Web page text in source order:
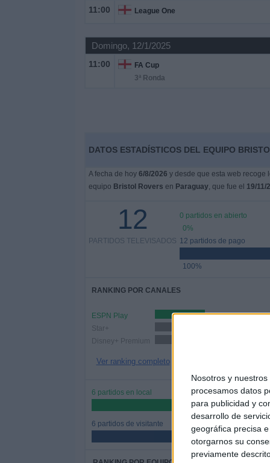
Nosotros y nuestros
procesamos datos
para publicidad y
desarrollo de
geográfica precisa
otorgarnos su
previamente
11:00 League One
Domingo, 12/1/2025
11:00
FA Cup
3ª Ronda
DATOS ESTADÍSTICOS DEL EQUIPO
A fecha de hoy 6/8/2026 y desde que esta web recoge
equipo Bristol Rovers en Paraguay, que fue el 19/11/
12
PARTIDOS TELEVISADOS
0 partidos en abierto
0%
12 partidos de pago
100%
RANKING POR CANALES
ESPN Play
5 (41,67%)
Star+
Disney+ Premium
Ver ranking completo
6 partidos en local
50%
6 partidos de visitante